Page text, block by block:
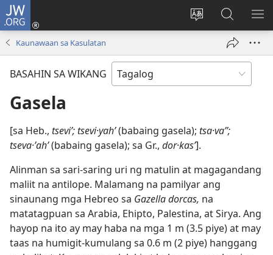
JW.ORG
Baguhin
ng
Mag-
log
bubukas
sa
JW.ORG
Kaunawaan sa Kasulatan
BASAHIN SA WIKANG
Gasela
[sa Heb., tseviʹ; tsevi·yahʹ(babaing gasela); tsa·vaʼʹ;
tseva·ʼahʹ(babaing gasela); sa Gr., dor·kasʹ].
Alinman sa sari-saring uri ng matulin at magagandang
maliit na antilope. Malamang na pamilyar ang
sinaunang mga Hebreo sa Gazella dorcas, na
matatagpuan sa Arabia, Ehipto, Palestina, at Sirya. Ang
hayop na ito ay may haba na mga 1 m (3.5 piye) at may
taas na humigit-kumulang sa 0.6 m (2 piye) hanggang